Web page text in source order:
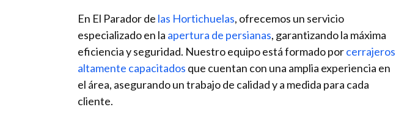
En El Parador de las Hortichuelas, ofrecemos un servicio
especializado en la apertura de persianas, garantizando la máxima
eficiencia y seguridad. Nuestro equipo está formado porcerrajeros
altamente capacitados que cuentan con una amplia experiencia en
el área, asegurando un trabajo de calidad y a medida para cada
cliente.